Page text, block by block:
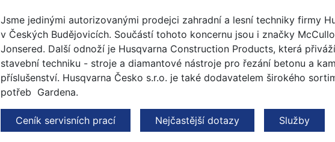
Jsme jedinými autorizovanými prodejci zahradní a lesní techniky firmy
v Českých Budějovicích. Součástí tohoto koncernu jsou i značky
Jonsered. Další odnoží je Husqvarna Construction Products, která
stavební techniku - stroje a diamantové nástroje pro řezání betonu a
příslušenství. Husqvarna Česko s.r.o. je také dodavatelem širokého
potřeb Gardena.
Ceník servisních prací Nejčastější dotazy Služby